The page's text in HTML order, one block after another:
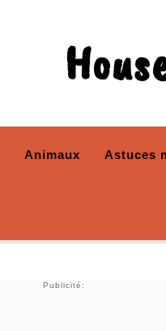
Animaux Astuces
Publicité: